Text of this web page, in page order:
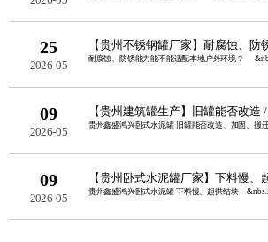
25
2026-05
【贵州不锈钢罐厂家】耐腐蚀、防
耐腐蚀、防锈能力能不能适配本地户外环境？
09
2026-05
【贵州建筑罐生产】旧罐能否改造
贵州鑫盛鸿兴卧式水泥罐 旧罐能否改造、加固、搬
09
2026-05
【贵州卧式水泥罐厂家】下料慢、
贵州鑫盛鸿兴卧式水泥罐 下料慢、起拱结块